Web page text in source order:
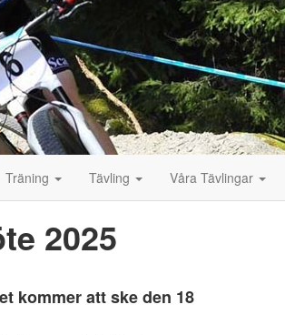
Träning Tävling Våra Tävlingar
2025
kommer att ske den 18